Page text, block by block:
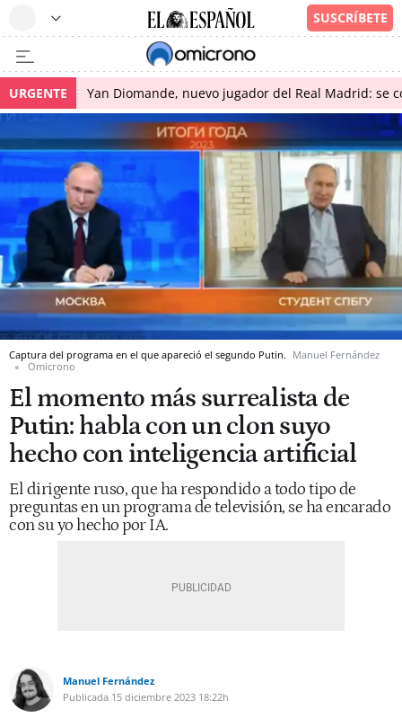
URGENTE Yan Diomande, nuevo jugador del Real Madrid: se
Captura del programa en el que apareció el segundo Putin. Manuel Fernández
Omicrono
El momento más surrealista de
Putin: habla con un clon suyo
hecho con inteligencia artificial
El dirigente ruso, que ha respondido a todo tipo de
preguntas en un programa de televisión, se ha encarado
con su yo hecho por IA.
Manuel Fernández
Publicada 15 diciembre 2023 18:22h